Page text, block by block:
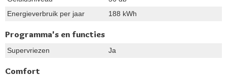
Energieverbruik per jaar
188 kWh
Programma's en functies
Supervriezen Ja
Comfort